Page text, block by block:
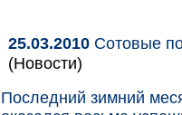
25.03.2010 Сотовые
(Новости)
Последний зимний